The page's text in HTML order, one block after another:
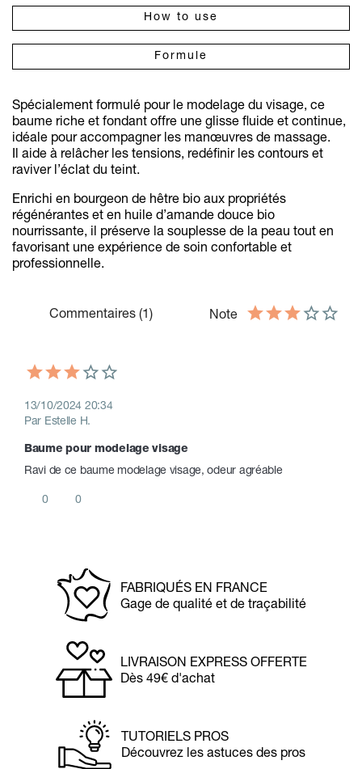
How to use
Formule
Spécialement formulé pour le modelage du visage, ce
baume riche et fondant offre une glisse fluide et continue,
idéale pour accompagner les manœuvres de massage.
Il aide à relâcher les tensions, redéfinir les contours et
raviver l’éclat du teint.
Enrichi en bourgeon de hêtre bio aux propriétés
régénérantes et en huile d’amande douce bio
nourrissante, il préserve la souplesse de la peau tout en
favorisant une expérience de soin confortable et
professionnelle.
Commentaires (1) Note
13/10/2024 20:34
Par Estelle H.
Baume pour modelage visage
Ravi de ce baume modelage visage, odeur agréable
0 0
FABRIQUÉS EN FRANCE
Gage de qualité et de traçabilité
LIVRAISON EXPRESS OFFERTE
Dès 49€ d'achat
TUTORIELS PROS
Découvrez les astuces des pros